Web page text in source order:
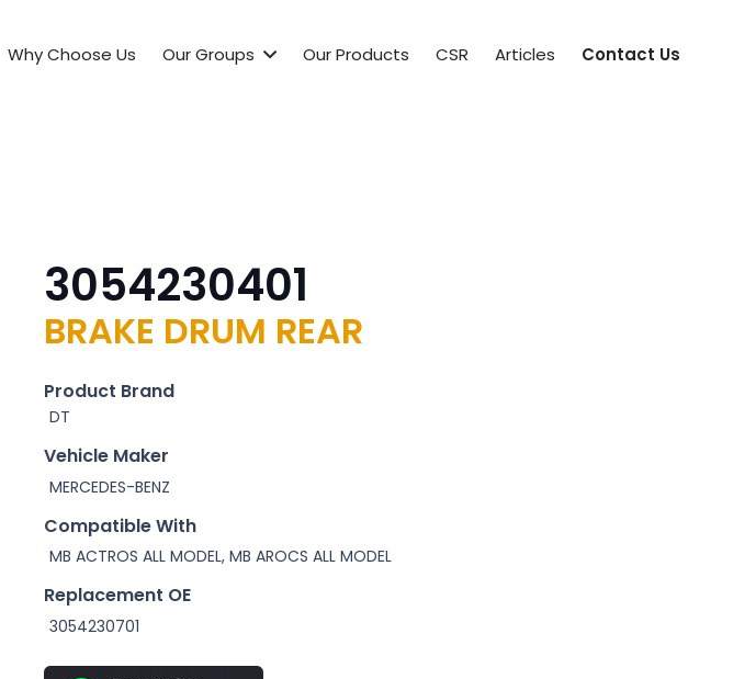
Why Choose Us Our Groups Our Products CSR Articles Contact Us
3054230401
BRAKE DRUM REAR
Product Brand
DT
Vehicle Maker
MERCEDES-BENZ
Compatible With
MB ACTROS ALL MODEL, MB AROCS ALL MODEL
Replacement OE
3054230701